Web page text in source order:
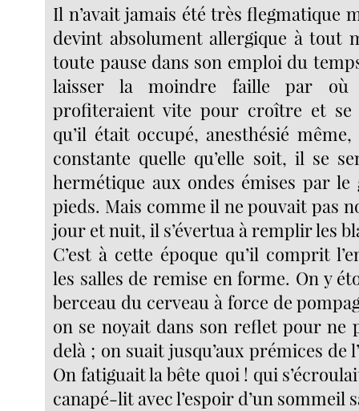
Il n’avait jamais été très flegmatique
devint absolument allergique à tout
toute pause dans son emploi du
laisser la moindre faille par où
profiteraient vite pour croître et
qu’il était occupé, anesthésié
constante quelle qu’elle soit, il se
hermétique aux ondes émises par le
pieds. Mais comme il ne pouvait pas
jour et nuit, il s’évertua à remplir les
C’est à cette époque qu’il comprit
les salles de remise en forme. On y
berceau du cerveau à force de
on se noyait dans son reflet pour ne
delà ; on suait jusqu’aux prémices de
On fatiguait la bête quoi ! qui
canapé-lit avec l’espoir d’un sommeil